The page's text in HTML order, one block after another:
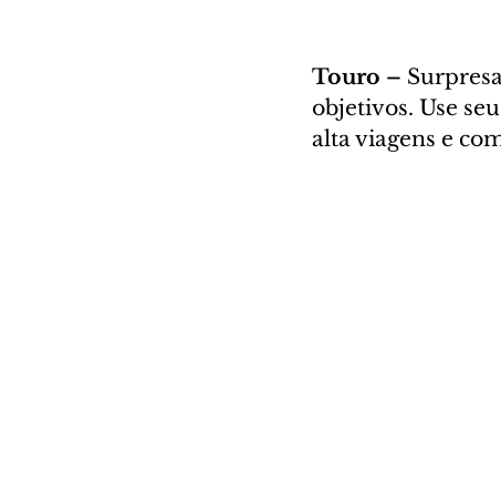
Touro –
objetivos. Use
alta viagens e